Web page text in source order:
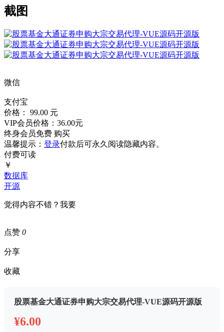
截图
微信
支付宝
价格： 99.00 元
VIP会员价格：36.00元
终身会员免费 购买
温馨提示： 登录付款后可永久阅读隐藏内容。
付费可读
￥
数据库
开源
觉得内容不错？我要
点赞 0
分享
收藏
股票基金大通证券申购大宗交易代理-VUE源码开源版
¥6.00